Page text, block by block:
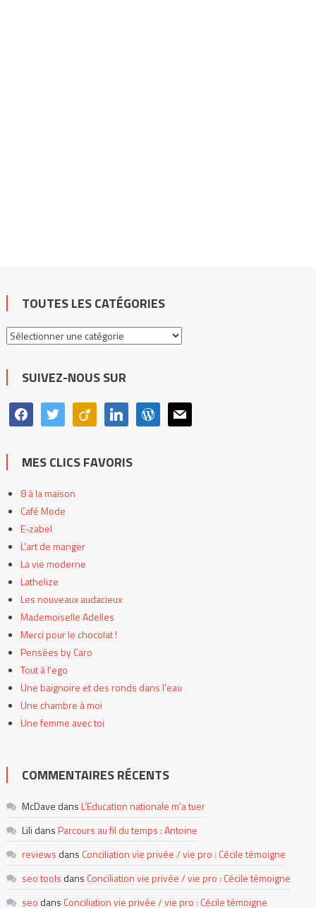
TOUTES LES CATÉGORIES
Toutes
catégories
SUIVEZ-NOUS SUR
facebooktwitter viadeo linkedin wordpress
mail
MES CLICS FAVORIS
8 à la maison
Café Mode
E-zabel
L'art de manger
La vie moderne
Lathelize
Les nouveaux audacieux
Mademoiselle Adelles
Merci pour le chocolat !
Pensées by Caro
Tout à l'ego
Une baignoire et des ronds dans l'eau
Une chambre à moi
Une femme avec toi
COMMENTAIRES RÉCENTS
McDave dansL’Education nationale m’a tuer
Lili dansParcours au fil du temps : Antoine
reviews dans Conciliation vie privée / vie pro : Cécile témoigne
seo tools dans Conciliation vie privée / vie pro : Cécile témoigne
seo dans Conciliation vie privée / vie pro : Cécile témoigne